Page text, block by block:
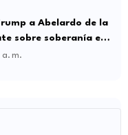
a Abelardo de la
sobre soberanía e
m.